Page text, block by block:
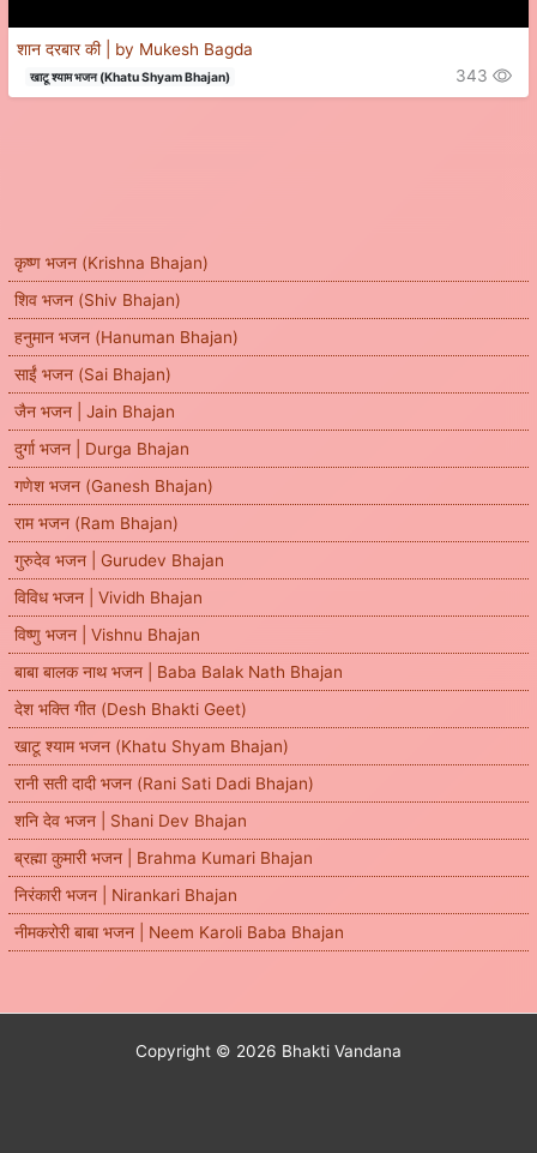
कृष्ण भजन (Krishna Bhajan)
शिव भजन (Shiv Bhajan)
हनुमान भजन (Hanuman Bhajan)
साईं भजन (Sai Bhajan)
जैन भजन | Jain Bhajan
दुर्गा भजन | Durga Bhajan
गणेश भजन (Ganesh Bhajan)
राम भजन (Ram Bhajan)
गुरुदेव भजन | Gurudev Bhajan
विविध भजन | Vividh Bhajan
विष्णु भजन | Vishnu Bhajan
बाबा बालक नाथ भजन | Baba Balak Nath Bhajan
देश भक्ति गीत (Desh Bhakti Geet)
खाटू श्याम भजन (Khatu Shyam Bhajan)
रानी सती दादी भजन (Rani Sati Dadi Bhajan)
शनि देव भजन | Shani Dev Bhajan
ब्रह्मा कुमारी भजन | Brahma Kumari Bhajan
निरंकारी भजन | Nirankari Bhajan
नीमकरोरी बाबा भजन | Neem Karoli Baba Bhajan
शान दरबार की | by Mukesh Bagda
खाटू श्याम भजन (Khatu Shyam Bhajan) 343
Copyright © 2026 Bhakti Vandana